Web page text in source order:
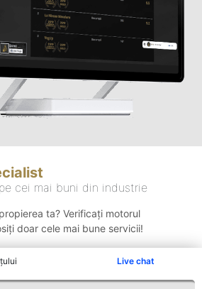
Live chat
cei mai buni din industrie
ta? Verificați motorul
doar cele mai bune servicii!